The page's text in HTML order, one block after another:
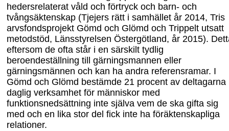
hedersrelaterat våld och förtryck och barn- och
tvångsäktenskap (Tjejers rätt i samhället år 2014, Tris
arvsfondsprojekt Gömd och Glömd och Trippelt utsatt
metodstöd, Länsstyrelsen Östergötland, år 2015).
eftersom de ofta står i en särskilt tydlig
beroendeställning till gärningsmannen eller
gärningsmännen och kan ha andra referensramar. I
Gömd och Glömd bestämde 21 procent av deltagarna
daglig verksamhet för människor med
funktionsnedsättning inte själva vem de ska gifta sig
med och en lika stor del fick inte ha föräktenskapliga
relationer.